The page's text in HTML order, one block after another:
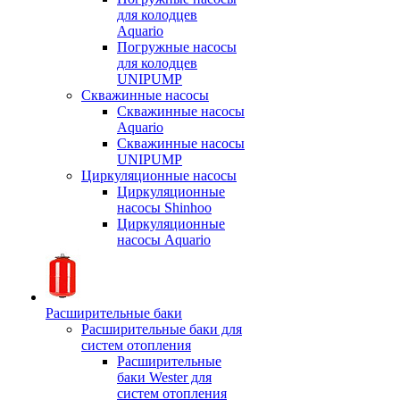
для колодцев
Aquario
Погружные насосы
для колодцев
UNIPUMP
Скважинные насосы
Скважинные насосы
Aquario
Скважинные насосы
UNIPUMP
Циркуляционные насосы
Циркуляционные
насосы Shinhoo
Циркуляционные
насосы Aquario
Расширительные баки
Расширительные баки для
систем отопления
Расширительные
баки Wester для
систем отопления